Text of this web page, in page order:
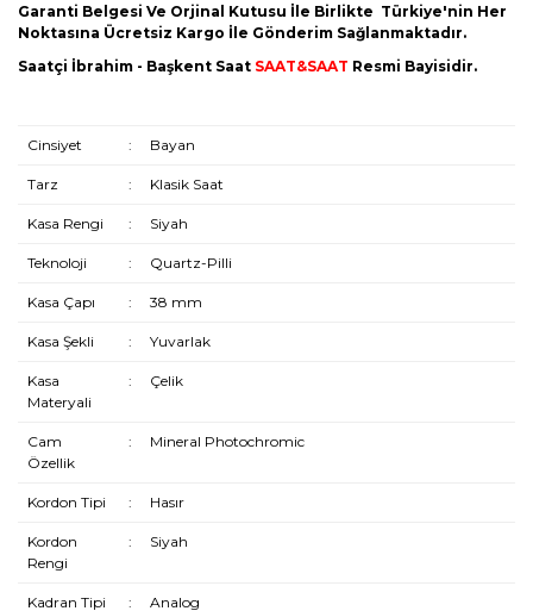
Garanti Belgesi Ve Orjinal Kutusu İle Birlikte Türkiye'nin Her
Noktasına Ücretsiz Kargo İle Gönderim Sağlanmaktadır.
Saatçi İbrahim - Başkent Saat SAAT&SAAT Resmi Bayisidir.
Cinsiyet : Bayan
Tarz : Klasik Saat
Kasa Rengi : Siyah
Teknoloji : Quartz-Pilli
Kasa Çapı : 38 mm
Kasa Şekli : Yuvarlak
Kasa
Materyali
: Çelik
Cam
Özellik
: Mineral Photochromic
Kordon Tipi : Hasır
Kordon
Rengi
: Siyah
Kadran Tipi : Analog